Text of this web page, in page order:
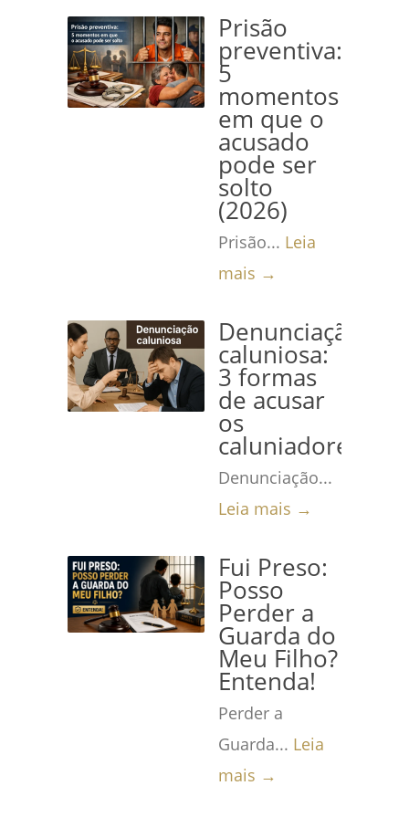
Prisão
preventiva:
5
momentos
em que o
acusado
pode ser
solto
(2026)
Prisão... Leia
mais →
Denunciação
caluniosa:
3 formas
de acusar
os
caluniadores
Denunciação...
Leia mais →
Fui Preso:
Posso
Perder a
Guarda do
Meu Filho?
Entenda!
Perder a
Guarda... Leia
mais →